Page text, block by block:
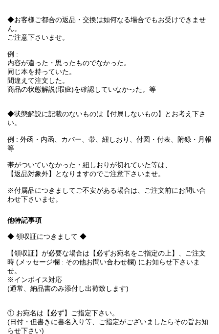
◆お客様ご都合の返品・交換は如何なる場合でもお受けできませ
ん。
ご注意下さいませ。
例 :
内容が違った・思ったものでなかった。
同じ本を持っていた。
間違えて注文した。
商品の状態解説(瑕疵)を確認していなかった。等
◆状態解説に記載のないものは【付属しないもの】とお考え下さ
い。
例 : 外函・内函、カバー、帯、紐しおり、付図・付表、附録・月報
等
帯がついていなかった・紐しおりが切れていた等は、
【返品対象外】となりますのでご注意下さいませ。
※付属品につきましてご不安がある場合は、ご注文前にお問い合
わせ下さいませ。
他特記事項
◆ 領収証につきまして ◆
【領収証】が必要な場合は【必ずお宛名をご指定の上】、ご注文
時 (メッセージ欄 : その他お問い合わせ欄) にお知らせ下さいま
せ。
※インボイス対応
(通常、納品書のみ添付し出荷致します)
① お宛名は【必ず】ご指定下さい。
(日付・但書きに書名入り等、ご指定がございましたらその旨お知
らせ下さい)